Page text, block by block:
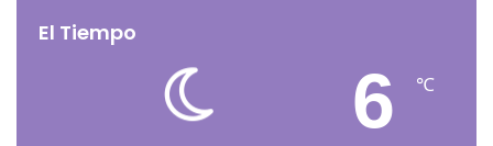
El Tiempo
6 ℃